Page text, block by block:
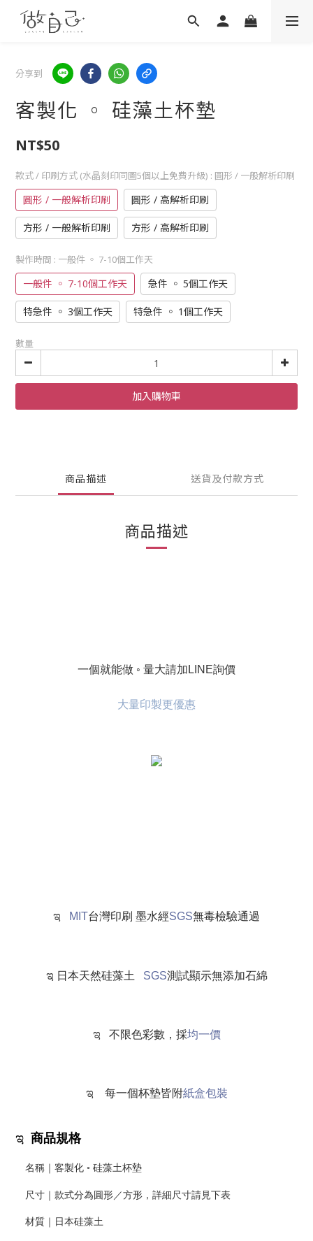
分享到
客製化 ◦ 硅藻土杯墊
NT$50
款式 / 印刷方式 (水晶刻印同圖5個以上免費升級) : 圓形 / 一般解析印刷
圓形 / 一般解析印刷 圓形 / 高解析印刷
方形 / 一般解析印刷 方形 / 高解析印刷
製作時間 : 一般件 ◦ 7-10個工作天
一般件 ◦ 7-10個工作天 急件 ◦ 5個工作天
特急件 ◦ 3個工作天 特急件 ◦ 1個工作天
數量
加入購物車
商品描述 送貨及付款方式
商品描述
一個就能做 ◦ 量大請加 LINE詢價
大量印製更優惠
ಇ MIT台灣印刷 墨水經SGS無毒檢驗通過
ಇ 日本天然硅藻土 SGS測試顯示無添加石綿
ಇ 不限色彩數，採均一價
ಇ 每一個杯墊皆附紙盒包裝
ಇ 商品規格
名稱｜客製化 ◦ 硅藻土杯墊
尺寸｜款式分為圓形／方形，詳細尺寸請見下表
材質｜日本硅藻土